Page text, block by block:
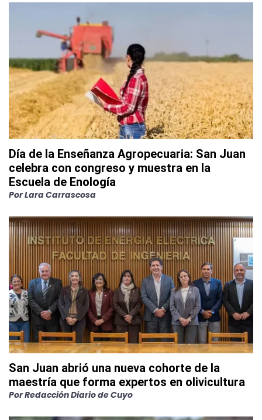
Día de la Enseñanza Agropecuaria: San Juan
celebra con congreso y muestra en la
Escuela de Enología
PorLara Carrascosa
San Juan abrió una nueva cohorte de la
maestría que forma expertos en olivicultura
PorRedacción Diario de Cuyo